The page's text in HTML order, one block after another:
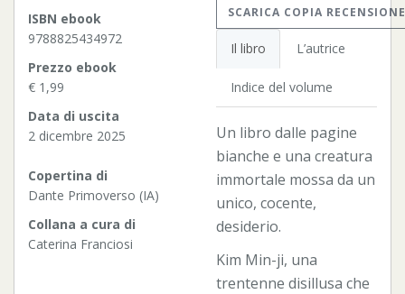
ISBN ebook
9788825434972
Prezzo ebook
€ 1,99
Data di uscita
2 dicembre 2025
Copertina di
Dante Primoverso (IA)
Collana a cura di
Caterina Franciosi
SCARICA COPIA RECENSIONE
Il libro L’autrice
Indice del volume
Un libro dalle pagine
bianche e una creatura
immortale mossa da un
unico, cocente,
desiderio.
Kim Min-ji, una
trentenne disillusa che